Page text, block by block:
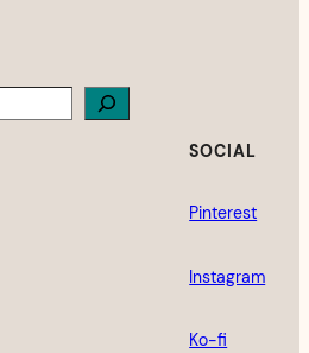
SOCIAL
Pinterest
Instagram
Ko-fi